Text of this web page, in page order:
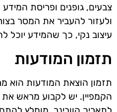
צבעים, גופנים ופריסת
ולעזור להעביר את המסר
עיצוב נקי, כך שהמידע יוכל
תזמון המודעות
תזמון הוצאת המודעות הוא
הקמפיין. יש לקבוע מראש